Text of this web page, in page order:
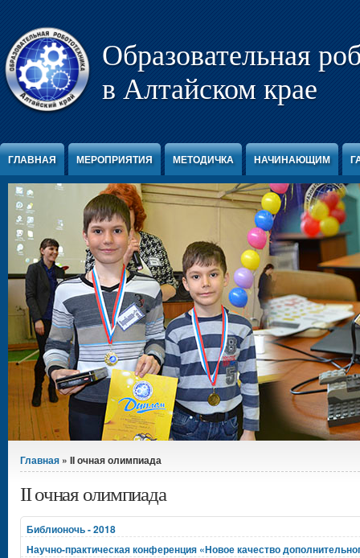
Образовательная
в Алтайском крае
ГЛАВНАЯ МЕРОПРИЯТИЯ МЕТОДИЧКА НАЧИНАЮЩИМ
Вы здесь
Главная » II очная олимпиада
II очная олимпиада
Библионочь - 2018
Научно-практическая конференция «Новое качество